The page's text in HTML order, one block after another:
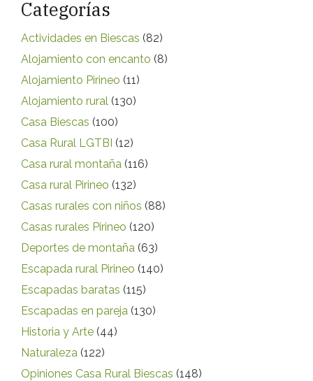
Categorías
Actividades en Biescas (82)
Alojamiento con encanto (8)
Alojamiento Pirineo (11)
Alojamiento rural (130)
Casa Biescas (100)
Casa Rural LGTBI (12)
Casa rural montaña (116)
Casa rural Pirineo (132)
Casas rurales con niños (88)
Casas rurales Pirineo (120)
Deportes de montaña (63)
Escapada rural Pirineo (140)
Escapadas baratas (115)
Escapadas en pareja (130)
Historia y Arte (44)
Naturaleza (122)
Opiniones Casa Rural Biescas (148)